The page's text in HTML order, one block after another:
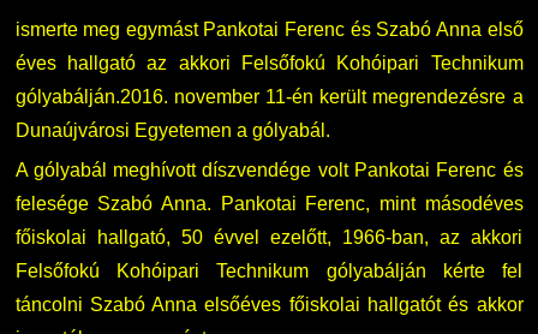
ismerte meg egymást Pankotai Ferenc és Szabó Anna első
éves hallgató az akkori Felsőfokú Kohóipari Technikum
gólyabálján.2016. november 11-én került megrendezésre a
Dunaújvárosi Egyetemen a gólyabál.
A gólyabál meghívott díszvendége volt Pankotai Ferenc és
felesége Szabó Anna. Pankotai Ferenc, mint másodéves
főiskolai hallgató, 50 évvel ezelőtt, 1966-ban, az akkori
Felsőfokú Kohóipari Technikum gólyabálján kérte fel
táncolni Szabó Anna elsőéves főiskolai hallgatót és akkor